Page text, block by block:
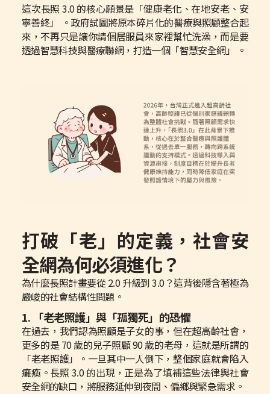
這次長照 3.0 的核心願景是「健康老化、在地安老、安
寧善終」 。政府試圖將原本碎片化的醫療與照顧整合起
來，不再只是讓你請個居服員來家裡幫忙洗澡，而是要
透過智慧科技與醫療聯網，打造一個「智慧安全網」 。
打破「老」的定義，社會安
全網為何必須進化？
為什麼長照計畫要從 2.0 升級到 3.0？這背後隱含著極為
嚴峻的社會結構性問題。
1. 「老老照護」與「孤獨死」的恐懼
在過去，我們認為照顧是子女的事，但在超高齡社會，
更多的是 70 歲的兒子照顧 90 歲的老母，這就是所謂的
「老老照護」。一旦其中一人倒下，整個家庭就會陷入
癱瘓。長照 3.0 的出現，正是為了填補這些法律與社會
安全網的缺口，將服務延伸到夜間、偏鄉與緊急需求。